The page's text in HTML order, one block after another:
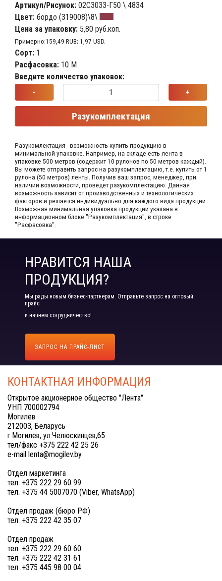
Артикул/Рисунок: 02С3033-Г50 \ 4834
Цвет: бордо (319008)\8\
Цена за упаковку: 5,80 руб.коп.
Примерно:159,49 RUB; 1,97 USD.
Сорт: 1
Расфасовка: 10 М
Введите количество упаковок:
- +
Разукомплектация
Разукомлектация - возможность купить продукцию в
минимальной упаковке. Например, на складе​ есть лента в
упаковке 500 метров (содержит 10 рулонов по 50 метров каждый).​
Вы можете отправить запрос на разукомплектацию, т.е. купить от 1
рулона (50 метров) ленты. Получив ваш запрос,​ менеджер, при
наличии возможности, проведет разукомплектацию. Данная
возможность зависит от производственных​ и технологических
факторов и решается индивидуально для каждого вида продукции.​
Возможная минимальная упаковка продукции указана в
информационном блоке "Разукомплектация", в строке
"Расфасовка".
НРАВИТСЯ НАША
ПРОДУКЦИЯ?
Мы рады новым бизнес-партнерам. Отправьте запрос на оптовый
прайс
и начнем сотрудничество!
ЗАПРОС НА ПРАЙС-ЛИСТ
КОНТАКТНАЯ ИНФОРМАЦИЯ
Открытое акционерное общество "Лента"
УНП 700002794
Могилев
212003, Беларусь
г.Могилев, ул.Челюскинцев,65
тел/факс +375 222 42 25 26
e-mail lenta@mogilev.by
Отдел маркетинга
тел. +375 222 29 60 99
тел. +375 44 5007070 (Viber, WhatsApp)
Отдел продаж (бюро РФ)
тел. +375 222 42 35 07
Отдел продаж
тел. +375 222 29 60 60
тел. +375 222 42 31 61
тел. +375 445 98 00 04